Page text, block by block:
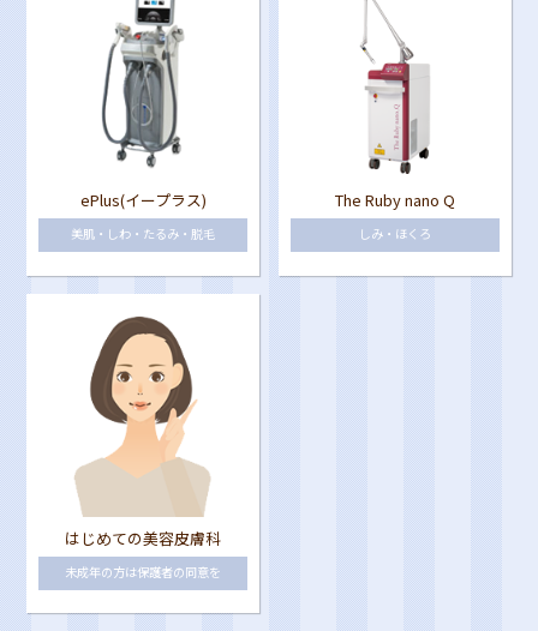
ePlus(イープラス)
美肌・しわ・たるみ・脱毛
The Ruby nano Q
しみ・ほくろ
はじめての美容皮膚科
未成年の方は保護者の同意を